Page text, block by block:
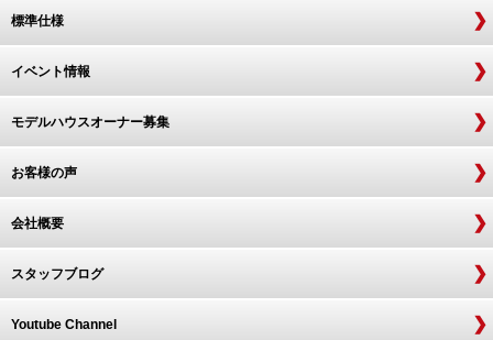
標準仕様
イベント情報
モデルハウスオーナー募集
お客様の声
会社概要
スタッフブログ
Youtube Channel